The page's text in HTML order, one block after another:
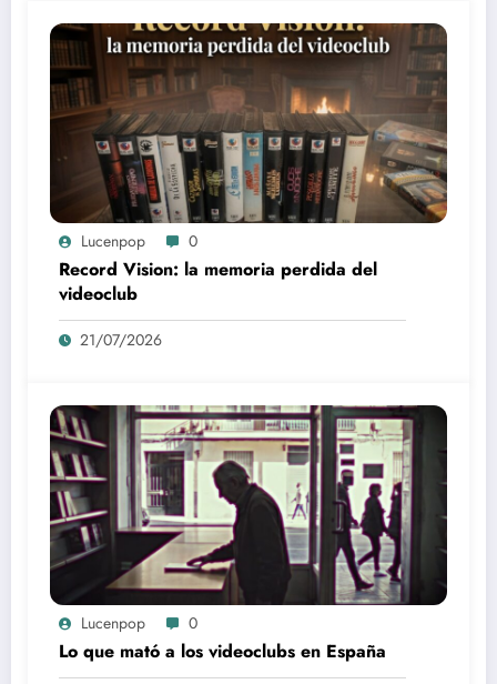
Lucenpop 0
Record Vision: la memoria perdida del
videoclub
21/07/2026
Lucenpop 0
Lo que mató a los videoclubs en España